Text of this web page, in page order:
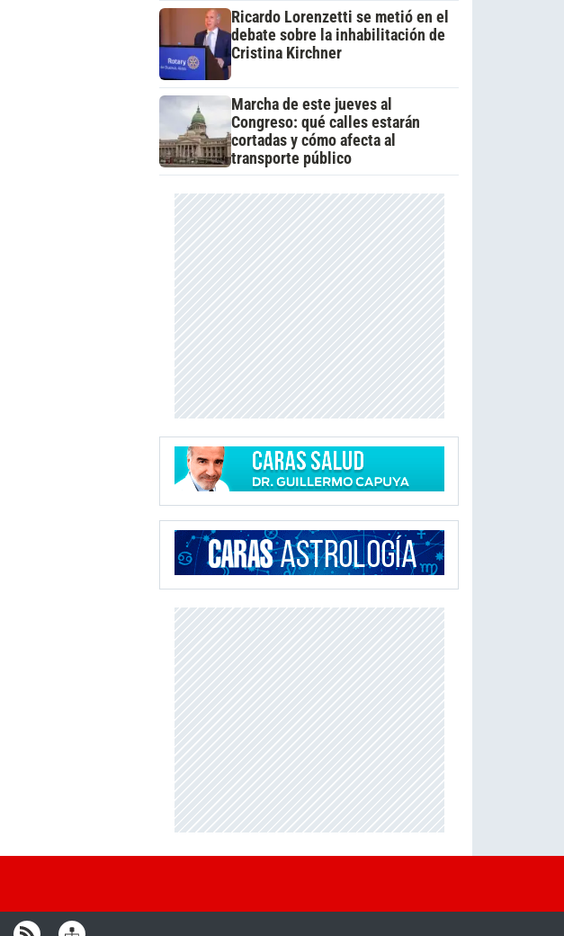
Ricardo Lorenzetti se metió en el
debate sobre la inhabilitación de
Cristina Kirchner
Marcha de este jueves al
Congreso: qué calles estarán
cortadas y cómo afecta al
transporte público